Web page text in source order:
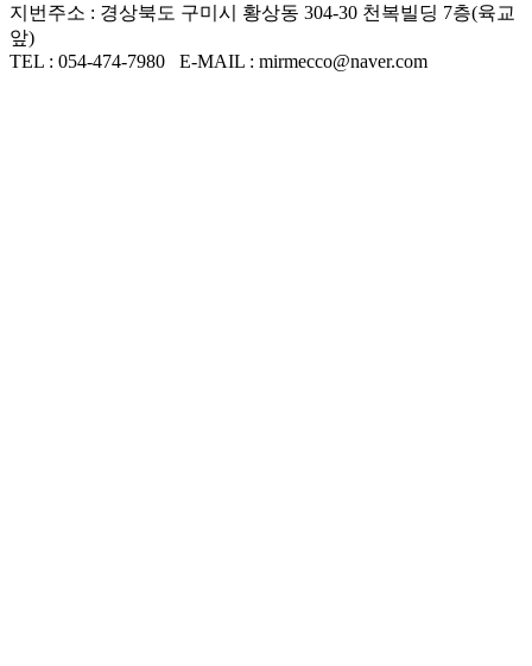
지번주소 : 경상북도 구미시 황상동 304-30 천복빌딩 7층(육교
앞)
TEL : 054-474-7980 E-MAIL : mirmecco@naver.com